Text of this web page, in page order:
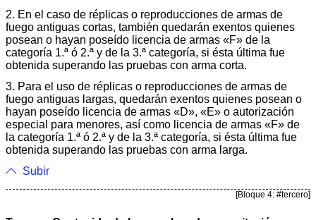
2. En el caso de réplicas o reproducciones de armas de
fuego antiguas cortas, también quedarán exentos quienes
posean o hayan poseído licencia de armas «F» de la
categoría 1.ª ó 2.ª y de la 3.ª categoría, si ésta última fue
obtenida superando las pruebas con arma corta.
3. Para el uso de réplicas o reproducciones de armas de
fuego antiguas largas, quedarán exentos quienes posean o
hayan poseído licencia de armas «D», «E» o autorización
especial para menores, así como licencia de armas «F» de
la categoría 1.ª ó 2.ª y de la 3.ª categoría, si ésta última fue
obtenida superando las pruebas con arma larga.
Subir
[Bloque 4: #tercero]